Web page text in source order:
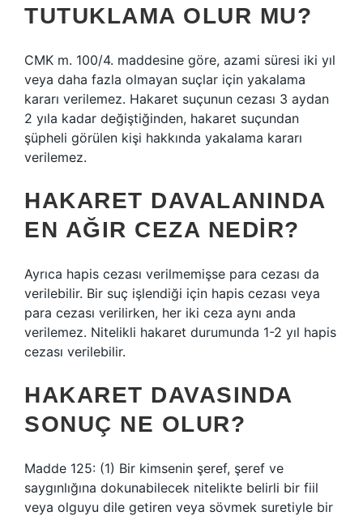
TUTUKLAMA OLUR MU?
CMK m. 100/4. maddesine göre, azami süresi iki yıl
veya daha fazla olmayan suçlar için yakalama
kararı verilemez. Hakaret suçunun cezası 3 aydan
2 yıla kadar değiştiğinden, hakaret suçundan
şüpheli görülen kişi hakkında yakalama kararı
verilemez.
HAKARET DAVALANINDA
EN AĞIR CEZA NEDIR?
Ayrıca hapis cezası verilmemişse para cezası da
verilebilir. Bir suç işlendiği için hapis cezası veya
para cezası verilirken, her iki ceza aynı anda
verilemez. Nitelikli hakaret durumunda 1-2 yıl hapis
cezası verilebilir.
HAKARET DAVASINDA
SONUÇ NE OLUR?
Madde 125: (1) Bir kimsenin şeref, şeref ve
saygınlığına dokunabilecek nitelikte belirli bir fiil
veya olguyu dile getiren veya sövmek suretiyle bir